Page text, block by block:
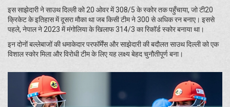
इस साझेदारी ने साउथ दिल्ली को 20 ओवर में 308/5 के स्कोर तक पहुँचाया, जो टी20
क्रिकेट के इतिहास में दूसरा मौका था जब किसी टीम ने 300 से अधिक रन बनाए। इससे
पहले, नेपाल ने 2023 में मंगोलिया के खिलाफ 314/3 का रिकॉर्ड स्कोर बनाया था।
इन दोनों बल्लेबाजों की धमाकेदार परफॉर्मेंस और साझेदारी की बदौलत साउथ दिल्ली को एक
विशाल स्कोर मिला और विरोधी टीम के लिए यह लक्ष्य बेहद चुनौतीपूर्ण बना।